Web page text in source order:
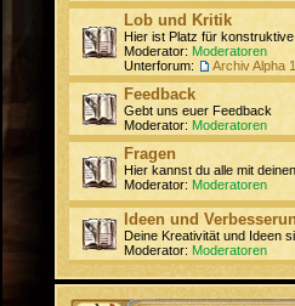
Lob und Kritik
Hier ist Platz für
Moderator: Moderatoren
Unterforum:
Archiv Alpha 1
Feedback
Gebt uns euer Feedback
Moderator: Moderatoren
Fragen
Hier kannst du alle mit
Moderator: Moderatoren
Ideen und
Deine Kreativität und Ideen
Moderator: Moderatoren